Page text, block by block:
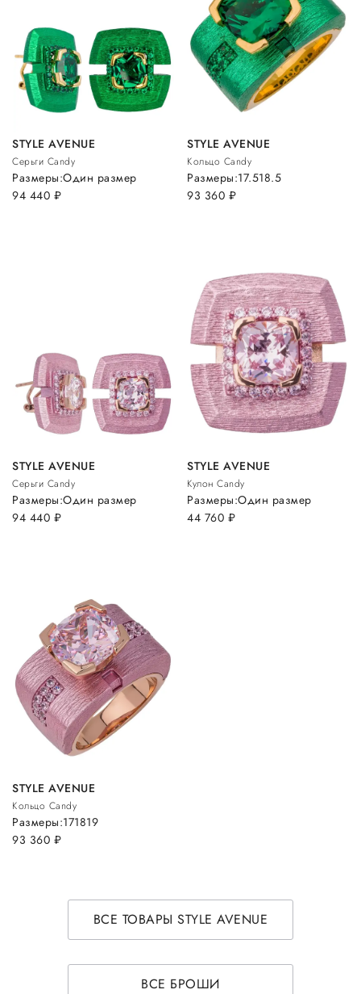
STYLE AVENUE
Серьги Candy
94 440 руб.
Размеры:Один размер
STYLE AVENUE
Кольцо Candy
93 360 руб.
Размеры:17.518.5
STYLE AVENUE
Серьги Candy
94 440 руб.
Размеры:Один размер
STYLE AVENUE
Кулон Candy
44 760 руб.
Размеры:Один размер
STYLE AVENUE
Кольцо Candy
93 360 руб.
Размеры:171819
ВСЕ ТОВАРЫ STYLE AVENUE
ВСЕ БРОШИ